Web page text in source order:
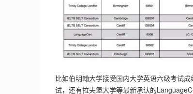
比如伯明翰大学接受国内大学英语六级考试
试，还有拉夫堡大学等最新承认的